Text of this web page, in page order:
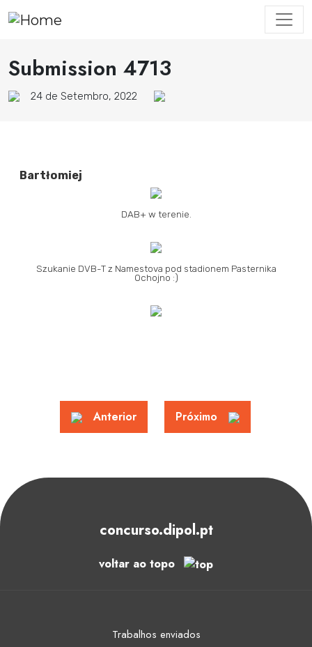
Submission 4713
24 de Setembro, 2022
Bartłomiej
DAB+ w terenie.
Szukanie DVB-T z Namestova pod stadionem Pasternika
Ochojno :)
Anterior Próximo
concurso.dipol.pt
voltar ao topo
Trabalhos enviados